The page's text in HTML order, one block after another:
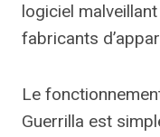
logiciel
fabricants
Le
Guerrilla est